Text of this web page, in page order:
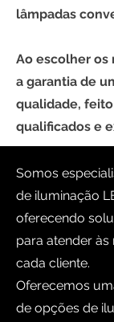
lâmpadas
Ao escolher os
a garantia de
qualidade,
qualificados e
Somos
de iluminação
oferecendo
para atender às
cada cliente.
Oferecemos
de opções de